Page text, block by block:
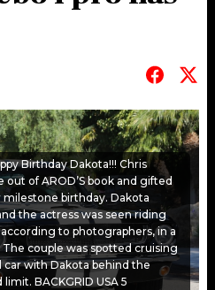
Birthday Dakota!!! Chris
of AROD’S book and gifted
birthday. Dakota
the actress was seen riding
to photographers, in a
couple was spotted cruising
car with Dakota behind the
BACKGRID USA 5